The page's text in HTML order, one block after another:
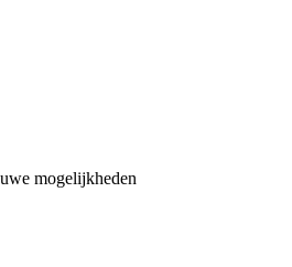
mogelijkheden